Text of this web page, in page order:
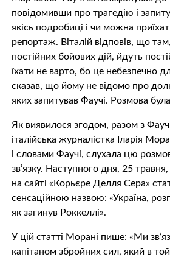
повідомивши про трагедію і
якісь подробиці і чи можна
репортаж. Віталій відповів, що
постійних бойових дій, йдуть
їхати не варто, бо це небезпечно
сказав, що йому не відомо про
яких запитував Фаучі. Розмова
Як виявилося згодом, разом з
італійська журналістка Іларія
і словами Фаучі, слухала цю
зв’язку. Наступного дня, 25
на сайті «Корьєре Делля Сера»
сенсаційною назвою: «Україна,
як загинув Роккеллі».
У цій статті Морані пише: «Ми
капітаном збройних сил, який в